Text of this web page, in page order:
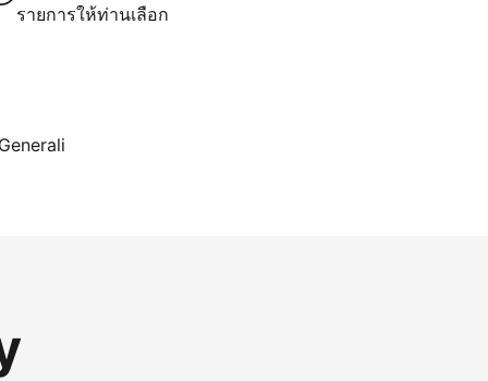
รายการให้ท่านเลือก